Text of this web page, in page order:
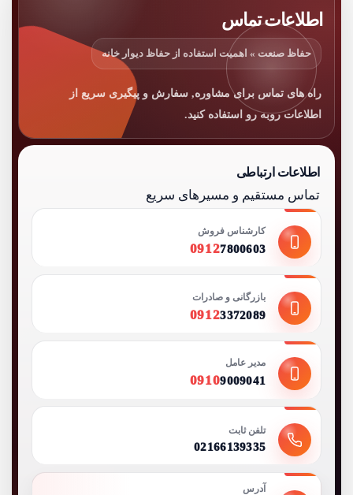
اطلاعات تماس
حفاظ صنعت » اهمیت استفاده از حفاظ دیوار خانه
راه های تماس برای مشاوره, سفارش و پیگیری سریع از
اطلاعات روبه رو استفاده کنید.
اطلاعات ارتباطی
تماس مستقیم و مسیرهای سریع
کارشناس فروش
09127800603
بازرگانی و صادرات
09123372089
مدیر عامل
09109009041
تلفن ثابت
02166139335
آدرس